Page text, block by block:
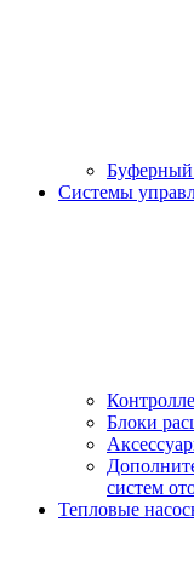
Системы
Блоки
систем
Тепловые